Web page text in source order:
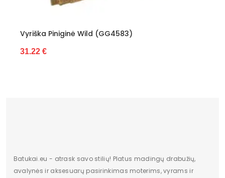
Vyriška Piniginė Wild (GG4583)
31.22 €
Batukai.eu - atrask savo stilių! Platus madingų drabužių,
avalynės ir aksesuarų pasirinkimas moterims, vyrams ir